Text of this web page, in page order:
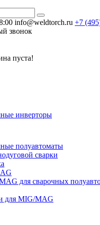
info@weldtorch.ru +7
звонок
пуста!
инверторы
полуавтоматы
сварки
для MIG/MAG